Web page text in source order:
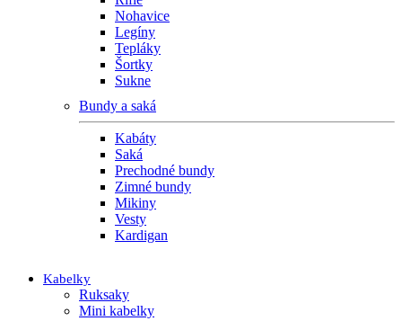
Nohavice
Legíny
Tepláky
Šortky
Sukne
Bundy a saká
Kabáty
Saká
Prechodné bundy
Zimné bundy
Mikiny
Vesty
Kardigan
Kabelky
Ruksaky
Mini kabelky